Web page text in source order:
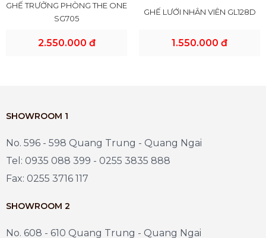
GHẾ TRƯỞNG PHÒNG THE ONE
SG705
2.550.000 đ
GHẾ LƯỚI NHÂN VIÊN GL128D
1.550.000 đ
SHOWROOM 1
No. 596 - 598 Quang Trung - Quang Ngai
Tel: 0935 088 399 - 0255 3835 888
Fax: 0255 3716 117
SHOWROOM 2
No. 608 - 610 Quang Trung - Quang Ngai